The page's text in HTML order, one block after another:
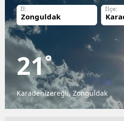
İl: İlçe:
21°
Karadenizereğli, Zonguldak